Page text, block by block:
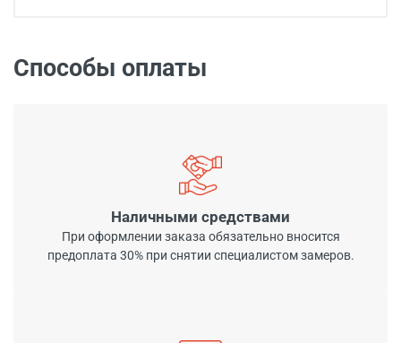
Способы оплаты
Наличными средствами
При оформлении заказа обязательно вносится
предоплата 30% при снятии специалистом замеров.